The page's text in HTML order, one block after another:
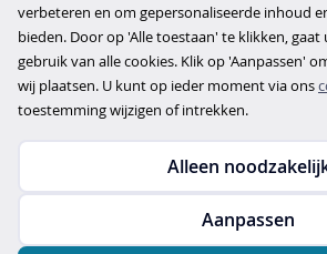
Bedrijfsgegevens
Werkwijze
Overzichten
Verlopen aanbod
Copyright © 2026
verbeteren en om gepersonaliseerde inhoud
bieden. Door op 'Alle toestaan' te klikken,
gebruik van alle cookies. Klik op 'Aanpassen'
wij plaatsen. U kunt op ieder moment via ons
toestemming wijzigen of intrekken.
Alleen
Aanpassen